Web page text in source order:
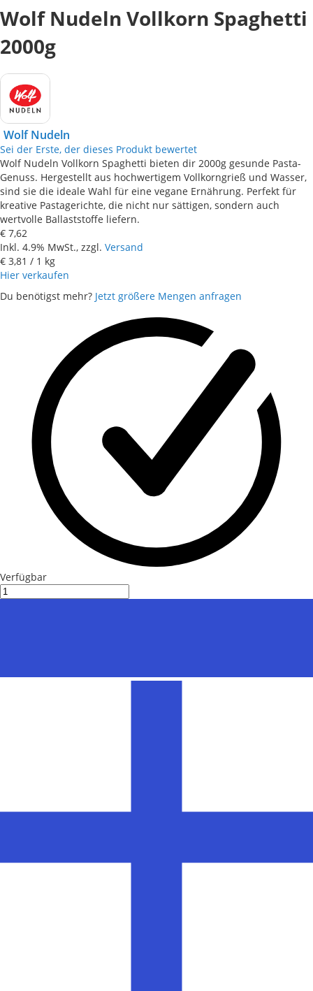
Wolf Nudeln Vollkorn Spaghetti
2000g
Wolf Nudeln
Sei der Erste, der dieses Produkt bewertet
Wolf Nudeln Vollkorn Spaghetti bieten dir 2000g gesunde Pasta-
Genuss. Hergestellt aus hochwertigem Vollkorngrieß und Wasser,
sind sie die ideale Wahl für eine vegane Ernährung. Perfekt für
kreative Pastagerichte, die nicht nur sättigen, sondern auch
wertvolle Ballaststoffe liefern.
€ 7,62
Inkl. 4.9% MwSt., zzgl. Versand
€ 3,81 / 1 kg
Hier verkaufen
Du benötigst mehr? Jetzt größere Mengen anfragen
Verfügbar